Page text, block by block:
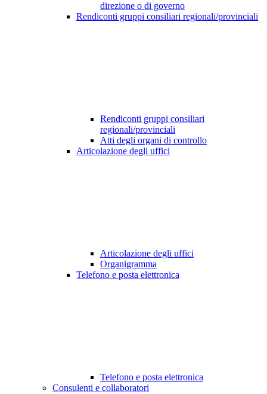
direzione o di governo
Rendiconti gruppi consiliari regionali/provinciali
Rendiconti gruppi consiliari
regionali/provinciali
Atti degli organi di controllo
Articolazione degli uffici
Articolazione degli uffici
Organigramma
Telefono e posta elettronica
Telefono e posta elettronica
Consulenti e collaboratori